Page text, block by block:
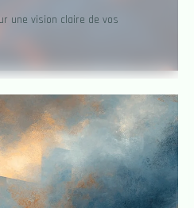
une vision claire de vos